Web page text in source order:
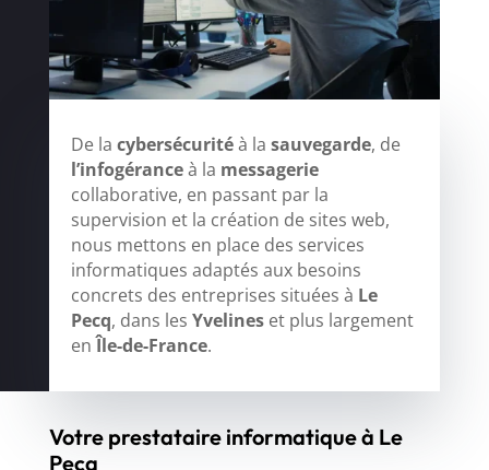
De la cybersécuritéà la sauvegarde, de
l’infogéranceà la messagerie
collaborative, en passant par la
supervision et la création de sites web,
nous mettons en place des services
informatiques adaptés aux besoins
concrets des entreprises situées à Le
Pecq, dans les Yvelineset plus largement
enÎle-de-France.
Votre prestataire informatique à Le
Pecq